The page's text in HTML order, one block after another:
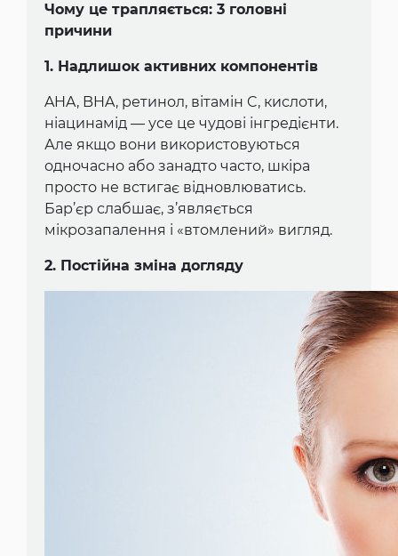
Чому це трапляється: 3 головні
причини
1. Надлишок активних компонентів
AHA, BHA, ретинол, вітамін C, кислоти,
ніацинамід — усе це чудові інгредієнти.
Але якщо вони використовуються
одночасно або занадто часто, шкіра
просто не встигає відновлюватись.
Бар’єр слабшає, з’являється
мікрозапалення і «втомлений» вигляд.
2. Постійна зміна догляду